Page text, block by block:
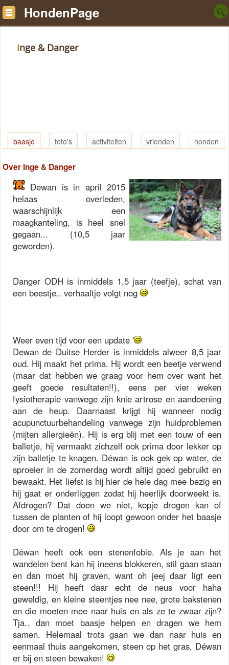
HondenPage
Inge & Danger
baasje foto's activiteiten vrienden honden
Over Inge & Danger
Dewan is in april 2015
helaas overleden,
waarschijnlijk een
maagkanteling, is heel snel
gegaan... (10,5 jaar
geworden).
Danger ODH is inmiddels 1,5 jaar (teefje), schat van
een beestje.. verhaaltje volgt nog
Weer even tijd voor een update '
Dewan de Duitse Herder is inmiddels alweer 8,5 jaar
oud. Hij maakt het prima. Hij wordt een beetje verwend
(maar dat hebben we graag voor hem over want het
geeft goede resultaten!!), eens per vier weken
fysiotherapie vanwege zijn knie artrose en aandoening
aan de heup. Daarnaast krijgt hij wanneer nodig
acupunctuurbehandeling vanwege zijn huidproblemen
(mijten allergieën). Hij is erg blij met een touw of een
balletje, hij vermaakt zichzelf ook prima door lekker op
zijn balletje te knagen. Déwan is ook gek op water, de
sproeier in de zomerdag wordt altijd goed gebruikt en
bewaakt. Het liefst is hij hier de hele dag mee bezig en
hij gaat er onderliggen zodat hij heerlijk doorweekt is.
Afdrogen? Dat doen we niet, kopje drogen kan of
tussen de planten of hij loopt gewoon onder het baasje
door om te drogen!
Déwan heeft ook een stenenfobie. Als je aan het
wandelen bent kan hij ineens blokkeren, stil gaan staan
en dan moet hij graven, want oh jeej daar ligt een
steen!!! Hij heeft daar echt de neus voor haha
geweldig, en kleine steentjes nee nee, grote bakstenen
en die moeten mee naar huis en als ze te zwaar zijn?
Tja.. dan moet baasje helpen en dragen we hem
samen. Helemaal trots gaan we dan naar huis en
eenmaal thuis aangekomen, steen op het gras, Déwan
er bij en steen bewaken!